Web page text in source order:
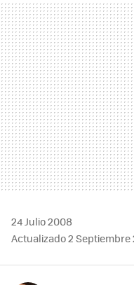
MAIL
24 Julio 2008
Actualizado 2 Septiembre